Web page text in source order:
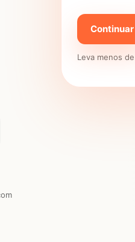
Continuar
Leva menos